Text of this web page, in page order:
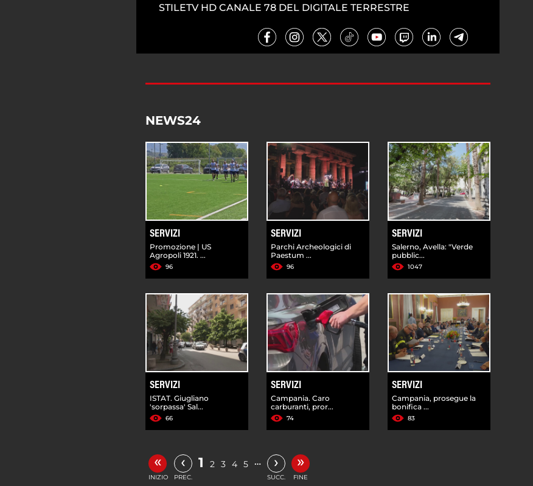
STILETV HD CANALE 78 DEL DIGITALE TERRESTRE
NEWS24
SERVIZI
Promozione | US
Agropoli 1921. ...
96
SERVIZI
Parchi Archeologici di
Paestum ...
96
SERVIZI
Salerno, Avella: "Verde
pubblic...
1047
SERVIZI
ISTAT. Giugliano
'sorpassa' Sal...
66
SERVIZI
Campania. Caro
carburanti, pror...
74
SERVIZI
Campania, prosegue la
bonifica ...
83
«
INIZIO
‹
PREC.
1 2 3 4 5 … ›
SUCC.
»
FINE